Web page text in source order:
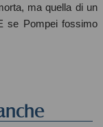
ma quella di un
se Pompei fossimo